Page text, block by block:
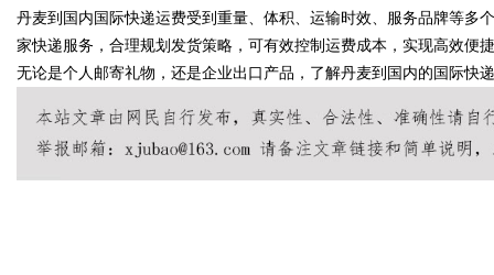
丹麦到国内国际快递运费受到重量、体积、运输时效、服务品牌等多
家快递服务，合理规划发货策略，可有效控制运费成本，实现高效便
无论是个人邮寄礼物，还是企业出口产品，了解丹麦到国内的国际快